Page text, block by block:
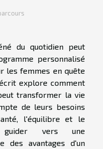
du quotidien peut
personnalisé
les femmes en quête
explore comment
transformer la vie
de leurs besoins
l'équilibre et le
guider vers une
des avantages d'un